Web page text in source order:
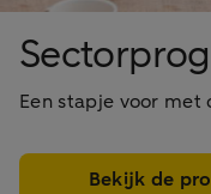
Een stapje voor met
Bekijk de